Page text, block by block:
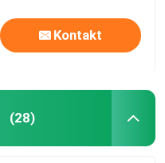
Kontakt
(28)